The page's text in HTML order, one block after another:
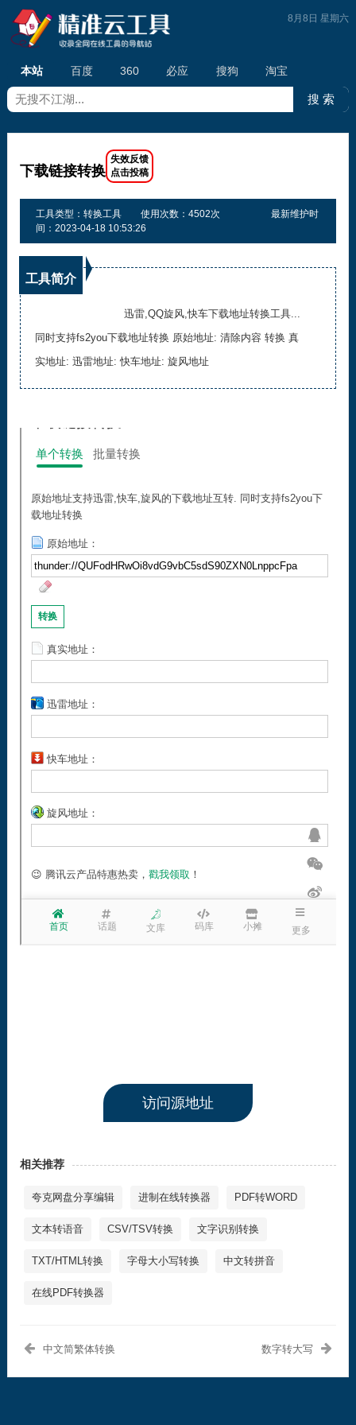
本站 百度 360 必应 搜狗 淘宝
8月8日 星期六
下载链接转换
工具类型：转换工具 使用次数：4502次
最新维护时
间：2023-04-18 10:53:26
工具简介
迅雷,QQ旋风,快车下载地址转换工具...
同时支持fs2you下载地址转换 原始地址: 清除内容 转换 真
实地址: 迅雷地址: 快车地址: 旋风地址
访问源地址
相关推荐
夸克网盘分享编辑 进制在线转换器 PDF转WORD
文本转语音 CSV/TSV转换 文字识别转换
TXT/HTML转换 字母大小写转换 中文转拼音
在线PDF转换器
中文简繁体转换 数字转大写